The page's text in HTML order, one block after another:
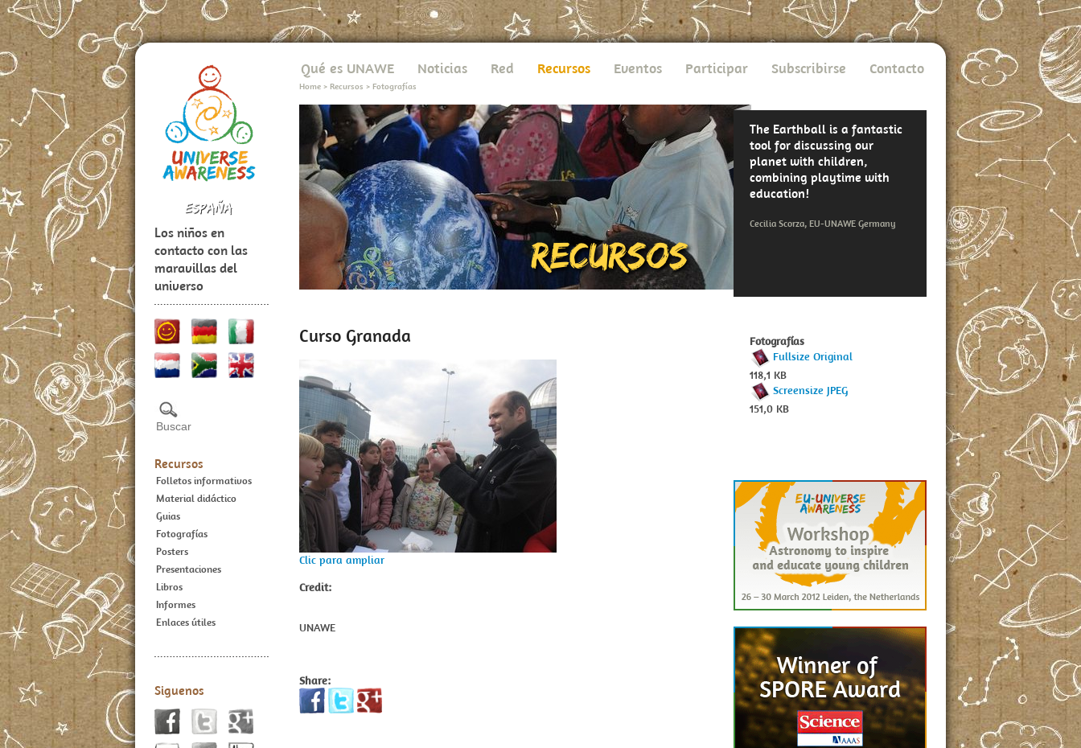
Los niños en
contacto con las
maravillas del
universo
Recursos
Folletos informativos
Material didáctico
Guias
Fotografías
Posters
Presentaciones
Libros
Informes
Enlaces útiles
Siguenos
Qué es UNAWE Noticias Red Recursos Eventos Participar Subscribirse Contacto
Home > Recursos > Fotografías
The Earthball is a fantastic
tool for discussing our
planet with children,
combining playtime with
education!
Cecilia Scorza, EU-UNAWE Germany
Curso Granada
Clic para ampliar
Credit:
UNAWE
Share:
Fotografías
Fullsize Original
118,1 KB
Screensize JPEG
151,0 KB